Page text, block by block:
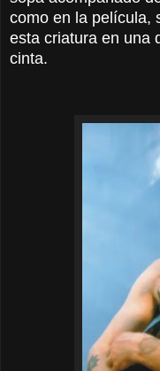
como en la película,
esta criatura en una
cinta.